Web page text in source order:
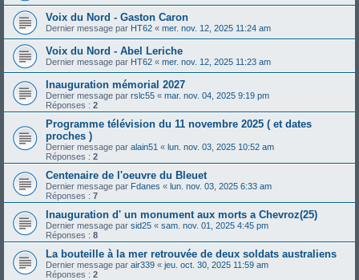
Voix du Nord - Gaston Caron
Dernier message par HT62 « mer. nov. 12, 2025 11:24 am
Voix du Nord - Abel Leriche
Dernier message par HT62 « mer. nov. 12, 2025 11:23 am
Inauguration mémorial 2027
Dernier message par rslc55 « mar. nov. 04, 2025 9:19 pm
Réponses : 2
Programme télévision du 11 novembre 2025 ( et dates
proches )
Dernier message par alain51 « lun. nov. 03, 2025 10:52 am
Réponses : 2
Centenaire de l'oeuvre du Bleuet
Dernier message par Fdanes « lun. nov. 03, 2025 6:33 am
Réponses : 7
Inauguration d' un monument aux morts a Chevroz(25)
Dernier message par sid25 « sam. nov. 01, 2025 4:45 pm
Réponses : 8
La bouteille à la mer retrouvée de deux soldats australiens
Dernier message par air339 « jeu. oct. 30, 2025 11:59 am
Réponses : 2